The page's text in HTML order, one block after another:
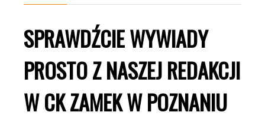
SPRAWDŹCIE WYWIADY
PROSTO Z NASZEJ REDAKCJI
W CK ZAMEK W POZNANIU